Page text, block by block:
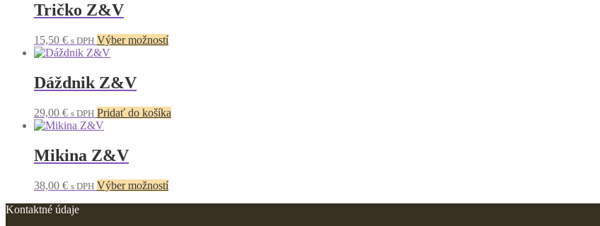
Tričko Z&V
15,50 € s DPH Výber možnostíTento
si
produktu.
Dáždnik Z&V
29,00 € s DPH Pridať do košíka
Mikina Z&V
38,00 € s DPH Výber možnostíTento
Kontaktné údaje